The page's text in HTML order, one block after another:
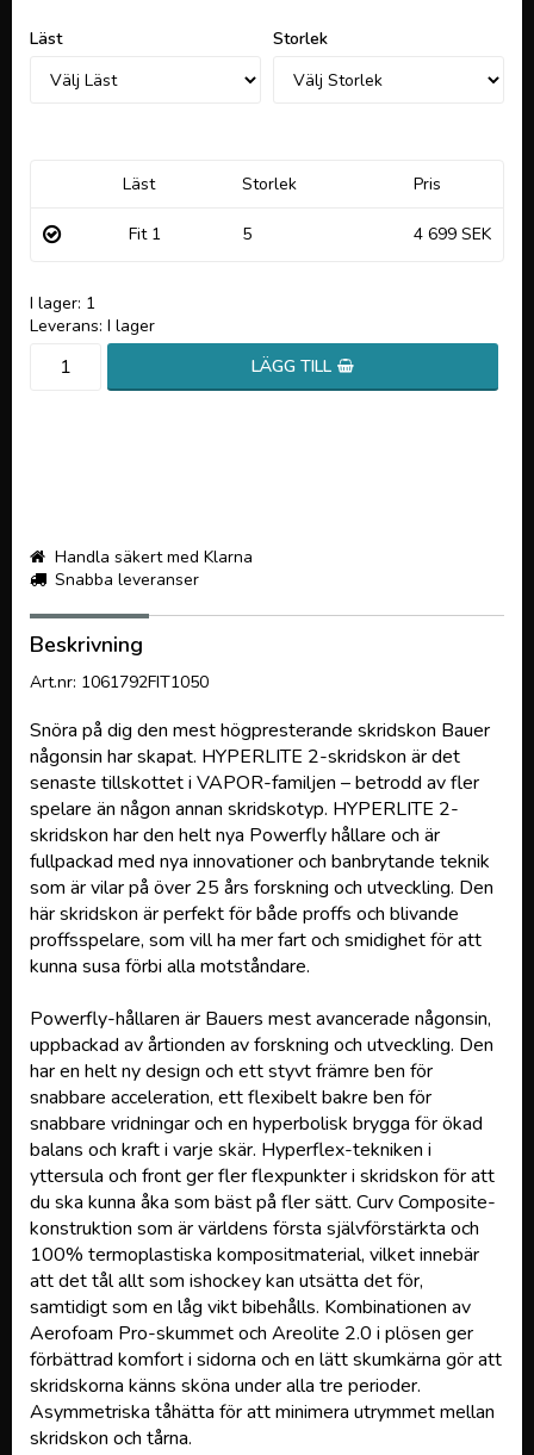
Läst Storlek
Läst Storlek Pris
Fit 1 5 4 699 SEK
I lager: 1
Leverans: I lager
LÄGG TILL
Handla säkert med Klarna
Snabba leveranser
Beskrivning
Art.nr: 1061792FIT1050
Snöra på dig den mest högpresterande skridskon Bauer
någonsin har skapat. HYPERLITE 2-skridskon är det
senaste tillskottet i VAPOR-familjen – betrodd av fler
spelare än någon annan skridskotyp. HYPERLITE 2-
skridskon har den helt nya Powerfly hållare och är
fullpackad med nya innovationer och banbrytande teknik
som är vilar på över 25 års forskning och utveckling. Den
här skridskon är perfekt för både proffs och blivande
proffsspelare, som vill ha mer fart och smidighet för att
kunna susa förbi alla motståndare.
Powerfly-hållaren är Bauers mest avancerade någonsin,
uppbackad av årtionden av forskning och utveckling. Den
har en helt ny design och ett styvt främre ben för
snabbare acceleration, ett flexibelt bakre ben för
snabbare vridningar och en hyperbolisk brygga för ökad
balans och kraft i varje skär. Hyperflex-tekniken i
yttersula och front ger fler flexpunkter i skridskon för att
du ska kunna åka som bäst på fler sätt. Curv Composite-
konstruktion som är världens första självförstärkta och
100% termoplastiska kompositmaterial, vilket innebär
att det tål allt som ishockey kan utsätta det för,
samtidigt som en låg vikt bibehålls. Kombinationen av
Aerofoam Pro-skummet och Areolite 2.0 i plösen ger
förbättrad komfort i sidorna och en lätt skumkärna gör att
skridskorna känns sköna under alla tre perioder.
Asymmetriska tåhätta för att minimera utrymmet mellan
skridskon och tårna.